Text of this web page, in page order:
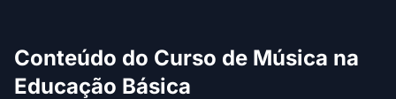
Conteúdo do Curso de Música na
Educação Básica